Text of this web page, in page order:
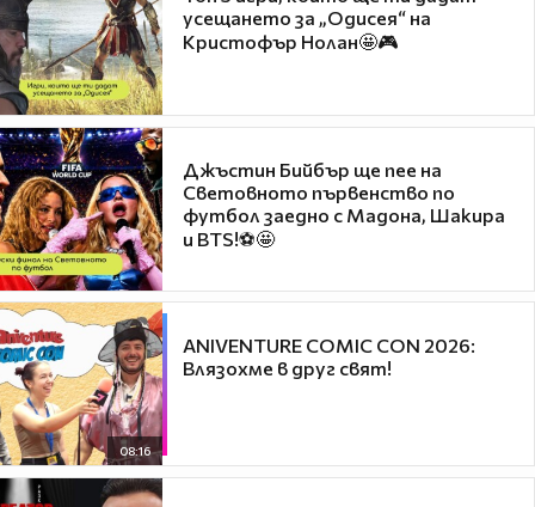
усещането за „Одисея“ на
Кристофър Нолан🤩🎮
Джъстин Бийбър ще пее на
Световното първенство по
футбол заедно с Мадона, Шакира
и BTS!⚽🤩
08:16
ANIVENTURE COMIC CON 2026:
Влязохме в друг свят!